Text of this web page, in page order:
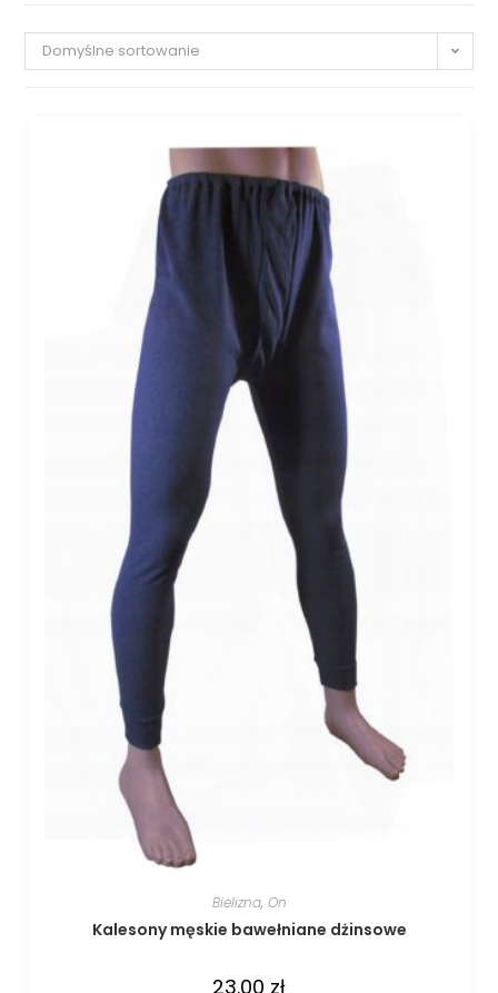
Domyślne sortowanie
Bielizna, On
Kalesony męskie bawełniane dżinsowe
23.00 zł